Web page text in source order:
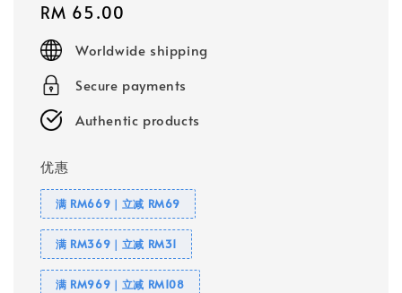
Regular
price
RM 65.00
Worldwide shipping
Secure payments
Authentic products
优惠
满 RM669｜立减 RM69
满 RM369｜立减 RM31
满 RM969｜立减 RM108